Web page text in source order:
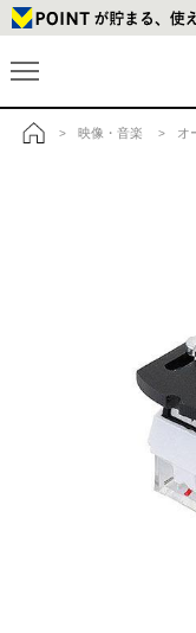
> 映像・音楽 > オ